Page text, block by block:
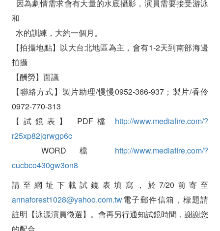
因為劇情需求會有大量的水底攝影，演員需要接受游泳
和
水的訓練，大約一個月。
【拍攝地點】以大台北地區為主，會有1-2天到南部海邊
拍攝
【酬勞】面議
【聯絡方式】製片助理/慢慢0952-366-937；製片/香伶
0972-770-313
【試鏡表】 PDF檔 http://www.mediafire.com/?
r25xp82jqrwgp6c
WORD檔 http://www.mediafire.com/?
cucbco430gw3on8
請至網址下載試鏡表填寫，於7/20前寄至
annaforest1028@yahoo.com.tw電子郵件信箱，標題請
註明【泳漾演員徵選】。會再另行通知試鏡時間，謝謝您